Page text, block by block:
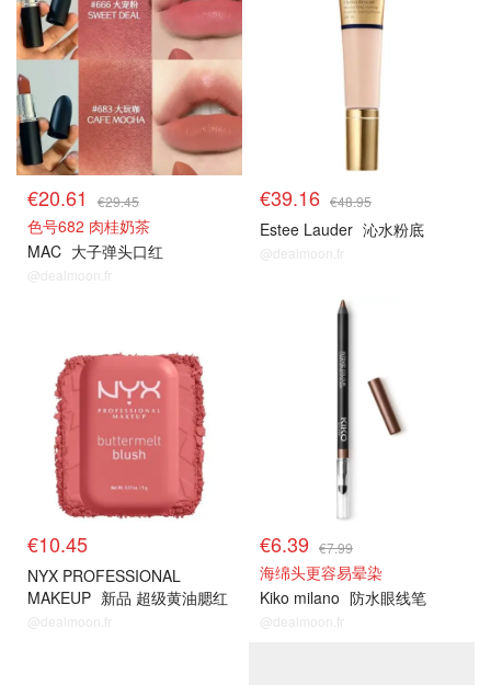
€20.61 €29.45
色号682 肉桂奶茶
MAC 大子弹头口红
@dealmoon.fr
€39.16 €48.95
Estee Lauder 沁水粉底
@dealmoon.fr
€10.45
NYX PROFESSIONAL
MAKEUP 新品 超级黄油腮红
@dealmoon.fr
€6.39 €7.99
海绵头更容易晕染
Kiko milano 防水眼线笔
@dealmoon.fr